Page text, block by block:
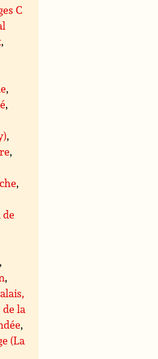
C
,
,
,
,
,
,
,
,
de la
,
(La